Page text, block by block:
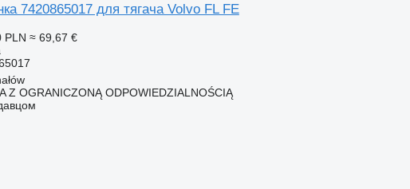
7420865017 для тягача Volvo FL FE
PLN ≈ 69,67 €
Z OGRANICZONĄ ODPOWIEDZIALNOŚCIĄ